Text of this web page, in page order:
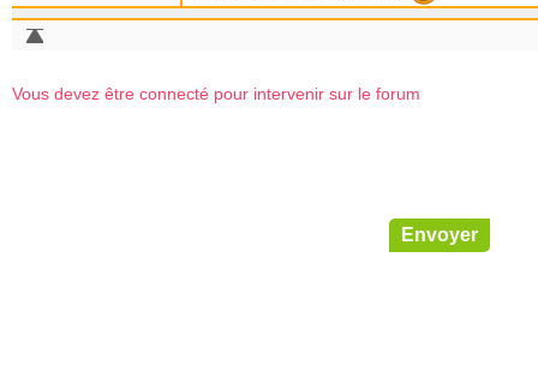
Vous devez être connecté pour intervenir sur le forum